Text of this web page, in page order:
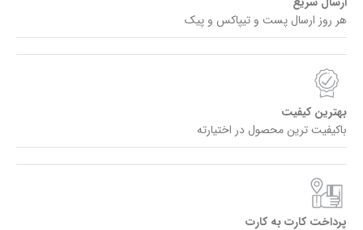
هر روز ارسال پست و تیپاکس و پیک
بهترین کیفیت
باکیفیت ترین محصول در اختیارته
پرداخت کارت به کارت